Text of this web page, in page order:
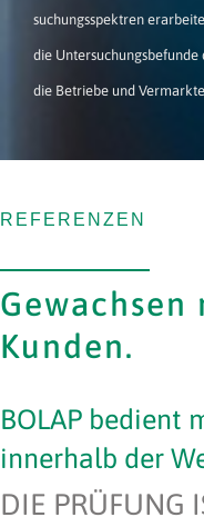
suchungsspektren
die Untersuchungsbefunde
die Betriebe und
REFERENZEN
Gewachsen
Kunden.
BOLAP bedient
innerhalb der
DIE PRÜFUNG